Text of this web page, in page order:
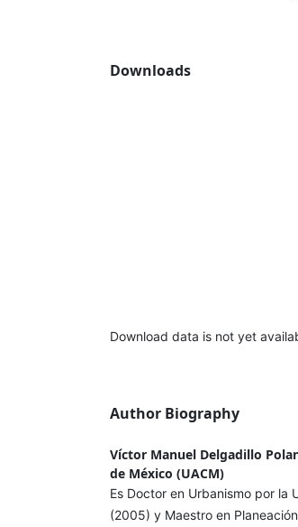
Downloads
Download data is not yet
Author Biography
Víctor Manuel Delgadillo
de México (UACM)
Es Doctor en Urbanismo por la
(2005) y Maestro en